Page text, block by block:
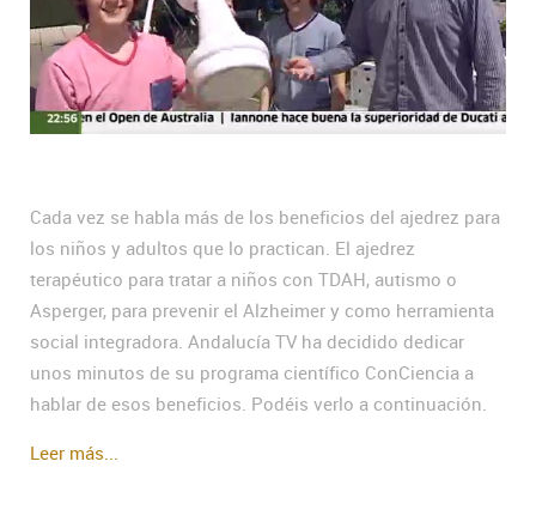
Cada vez se habla más de los beneficios del ajedrez para
los niños y adultos que lo practican. El ajedrez
terapéutico para tratar a niños con TDAH, autismo o
Asperger, para prevenir el Alzheimer y como herramienta
social integradora. Andalucía TV ha decidido dedicar
unos minutos de su programa científico ConCiencia a
hablar de esos beneficios. Podéis verlo a continuación.
Leer más...